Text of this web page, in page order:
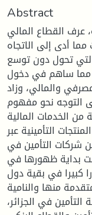
Abstract
عرف القطاع المالي
أدى إلى الاتجاه
التي تحول دون توسع
مما ساهم في دخول
والمالي، وزاد
التوجه نحو مفهوم
من الخدمات المالية
التأمينية عبر
شركات التأمين في
بداية ظهورها في
كبيرا في بقية دول
منها والنامية.
في الجزائر،